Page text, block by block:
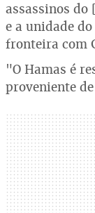
assassinos
e a unidade
fronteira com
"O Hamas é
proveniente